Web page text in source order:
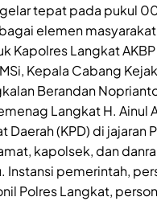
tepat pada pukul
elemen
Kapolres Langkat
MSi, Kepala Cabang
Berandan
Langkat H. Ainul
Daerah (KPD) di jajaran
kapolsek, dan
Instansi pemerintah,
Polres Langkat,